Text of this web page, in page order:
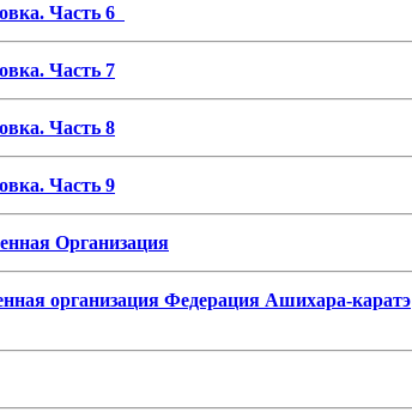
Часть 6
Часть 7
Часть 8
Часть 9
Организация
организация Федерация Ашихара-каратэ